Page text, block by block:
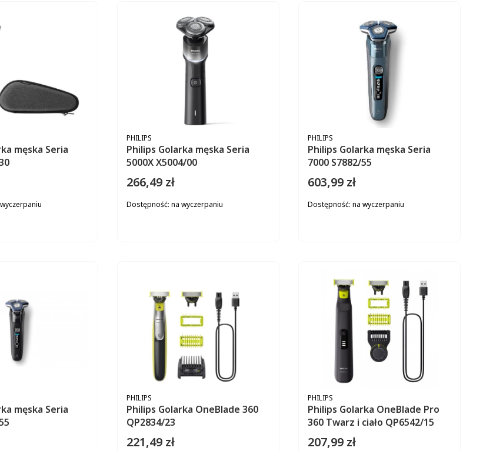
męska Seria
Philips Golarka męska Seria
5000X X5004/00
PRODUCENT
PHILIPS
Cena
266,49 zł
Dostępność: na wyczerpaniu
Philips Golarka męska Seria
7000 S7882/55
PRODUCENT
PHILIPS
Cena
603,99 zł
Dostępność: na wyczerpaniu
męska Seria
Philips Golarka OneBlade 360
QP2834/23
PRODUCENT
PHILIPS
Cena
221,49 zł
Philips Golarka OneBlade Pro
360 Twarz i ciało QP6542/15
PRODUCENT
PHILIPS
Cena
207,99 zł